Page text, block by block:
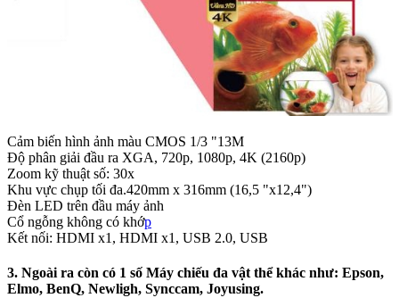
Cảm biến hình ảnh màu CMOS 1/3 "13M
Độ phân giải đầu ra XGA, 720p, 1080p, 4K (2160p)
Zoom kỹ thuật số: 30x
Khu vực chụp tối đa.420mm x 316mm (16,5 "x12,4")
Đèn LED trên đầu máy ảnh
Cổ ngỗng không có khớp
Kết nối: HDMI x1, HDMI x1, USB 2.0, USB
3. Ngoài ra còn có 1 số Máy chiếu đa vật thể khác như: Epson,
Elmo, BenQ, Newligh, Synccam, Joyusing.